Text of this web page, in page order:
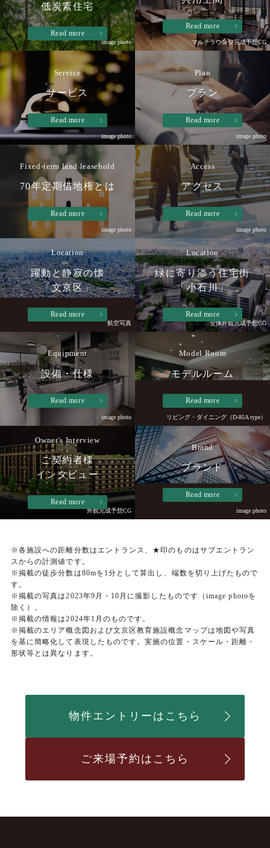
image photo
低炭素住宅
Read more
マルチラウンジ完成予想CG
Read more
image photo
Service
サービス
Read more
image photo
Plan
プラン
Read more
image photo
Fixed-term land leasehold
70年定期借地権とは
Read more
image photo
Access
アクセス
Read more
航空写真
Location
躍動と静寂の懐
「文京区」
Read more
全体外観完成予想CG
Location
緑に寄り添う住宅街
「小石川」
Read more
image photo
Equipment
設備・仕様
Read more
リビング・ダイニング（D-85A type）
Model Room
モデルルーム
Read more
外観完成予想CG
Owner's Interview
ご契約者様
インタビュー
Read more
image photo
Brand
ブランド
Read more
※各施設への距離分数はエントランス、★印のものはサブエントラン
スからの計測値です。
※掲載の徒歩分数は80mを1分として算出し、端数を切り上げたもので
す。
※掲載の写真は2023年9月・10月に撮影したものです（image photoを
除く）。
※掲載の情報は2024年1月のものです。
※掲載のエリア概念図および文京区教育施設概念マップは地図や写真
を基に簡略化して表現したものです。実施の位置・スケール・距離・
形状等とは異なります。
物件エントリーはこちら
ご来場予約はこちら